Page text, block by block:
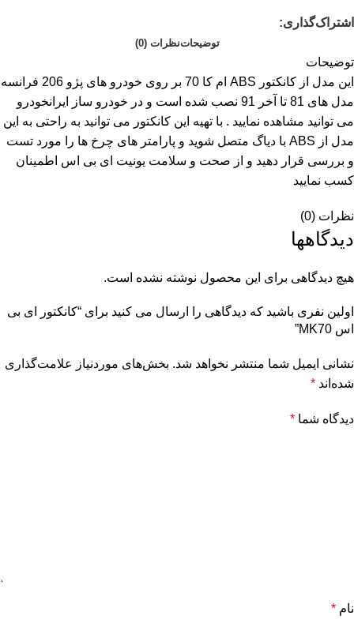
اشتراک‌گذاری:
توضیحاتنظرات (0)
توضیحات
این مدل از کانکتور ABS ام کا 70 بر روی خودرو های پژو 206 فرانسه
مدل های 81 تا آخر 91 نصب شده است و در خودرو ساز ایرانخودرو
می توانید مشاهده نمایید . با تهیه این کانکتور می توانید به راحتی به این
مدل از ABS با دیاگ متصل شوید و پارامتر های چرخ ها را مورد تست
و بررسی قرار دهید و از صحت و سلامت یونیت ای بی اس اطمینان
کسب نمایید
نظرات (0)
دیدگاهها
هیچ دیدگاهی برای این محصول نوشته نشده است.
اولین نفری باشید که دیدگاهی را ارسال می کنید برای “کانکتور ای بی
اس MK70”
نشانی ایمیل شما منتشر نخواهد شد. بخش‌های موردنیاز علامت‌گذاری
شده‌اند *
دیدگاه شما *
نام *